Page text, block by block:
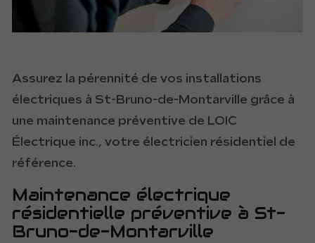
Assurez la pérennité de vos installations
électriques à St-Bruno-de-Montarville grâce à
une maintenance préventive de LOIC
Électrique inc., votre électricien résidentiel de
référence.
Maintenance électrique
résidentielle préventive à St-
Bruno-de-Montarville